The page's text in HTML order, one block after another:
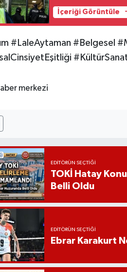
İçeriği Görüntüle
#LaleAytaman #Belgesel
merkezi
EDITÖRÜN SEÇTIĞI
TOKİ Hatay
Belli Oldu
EDITÖRÜN SEÇTIĞI
Ebrar Karakurt